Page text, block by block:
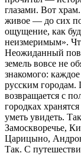
глазами. Вот
живое — до сих
ощущение, как
неизмеримым».
Неожиданный
земель вовсе не
знакомого:
русским городам.
возвращается с
городках
уметь увидеть.
Замоскворечье,
Царицыно,
Так. С